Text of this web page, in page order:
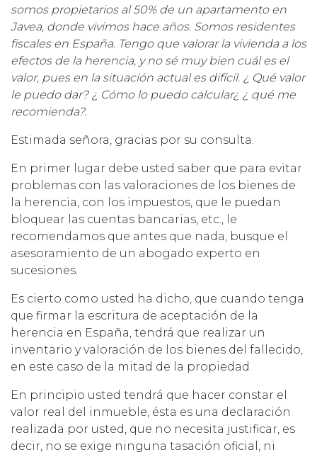
somos propietarios al 50% de un apartamento en
Javea, donde vivimos hace años. Somos residentes
fiscales en España. Tengo que valorar la vivienda a los
efectos de la herencia, y no sé muy bien cuál es el
valor, pues en la situación actual es difícil. ¿ Qué valor
le puedo dar? ¿ Cómo lo puedo calcular¿ ¿ qué me
recomienda?.
Estimada señora, gracias por su consulta.
En primer lugar debe usted saber que para evitar
problemas con las valoraciones de los bienes de
la herencia, con los impuestos, que le puedan
bloquear las cuentas bancarias, etc., le
recomendamos que antes que nada, busque el
asesoramiento de un abogado experto en
sucesiones.
Es cierto como usted ha dicho, que cuando tenga
que firmar la escritura de aceptación de la
herencia en España, tendrá que realizar un
inventario y valoración de los bienes del fallecido,
en este caso de la mitad de la propiedad.
En principio usted tendrá que hacer constar el
valor real del inmueble, ésta es una declaración
realizada por usted, que no necesita justificar, es
decir, no se exige ninguna tasación oficial, ni